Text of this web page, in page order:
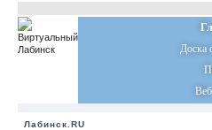
Доска
Лабинск.RU